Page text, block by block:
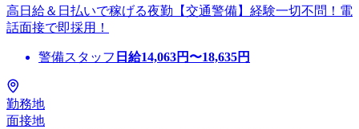
高日給＆日払いで稼げる夜勤【交通警備】経験一切不問！電
話面接で即採用！
警備スタッフ 日給14,063円〜18,635円
勤務地
面接地